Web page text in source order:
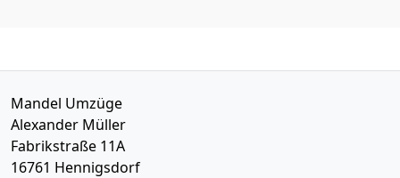
Mandel Umzüge
Alexander Müller
Fabrikstraße 11A
16761 Hennigsdorf